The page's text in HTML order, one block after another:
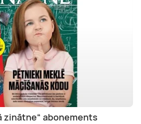
zinātne“ abonements